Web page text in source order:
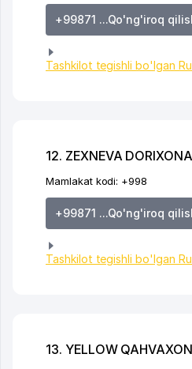
+99871 ...Qo'ng'iroq
Tashkilot tegishli bo'lgan
12. ZEXNEVA DORIXONA
Mamlakat kodi: +998
+99871 ...Qo'ng'iroq
Tashkilot tegishli bo'lgan
13. YELLOW